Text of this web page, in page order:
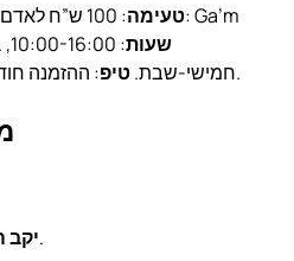
טעימה: 100 ש”ח לאדם, 6 יינות + ארוחה.
: Ga’m
שעות
: 10:00-16:00,
חמישי-שבת.טיפ : ההזמנה חודש מראש — סלון קטן מאוד.
10:30 —(60 דקות).